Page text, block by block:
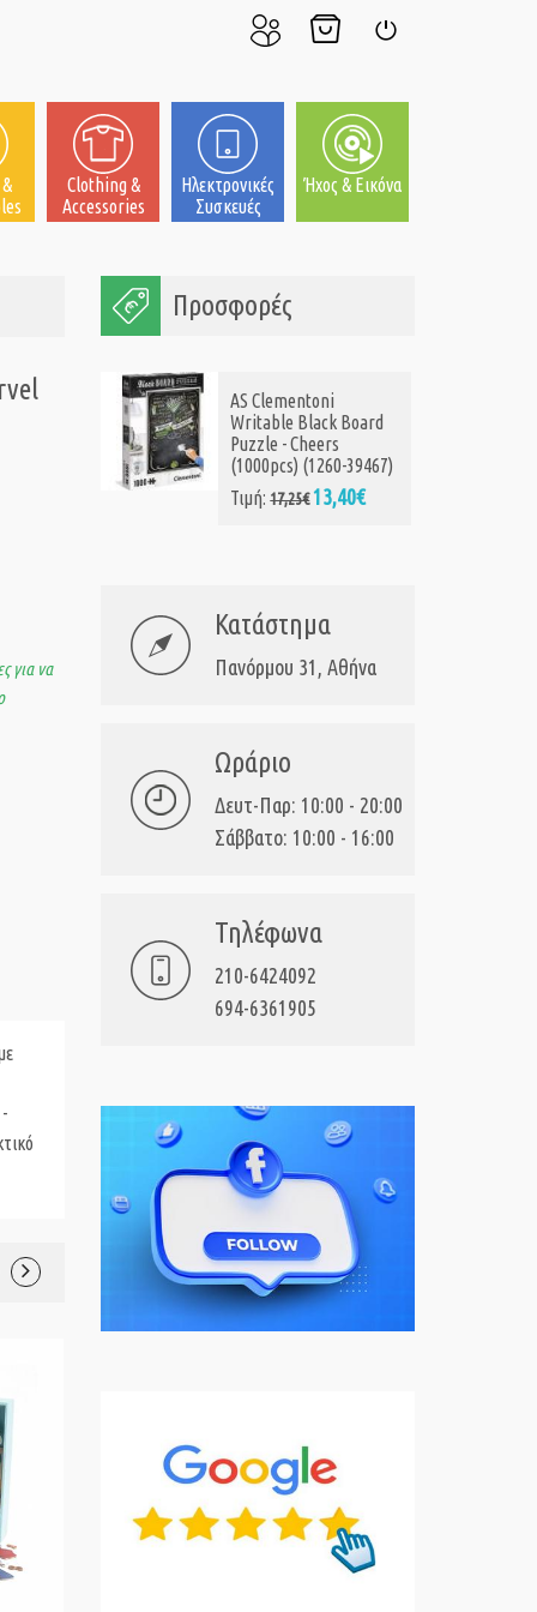
μου
Clothing &
Accessories
Ηλεκτρονικές
Συσκευές
Ήχος & Εικόνα
για να
Προσφορές
AS Clementoni
Writable Black Board
Puzzle - Cheers
(1000pcs) (1260-39467)
Τιμή:17,25€ 13,40€
Κατάστημα
Πανόρμου 31, Αθήνα
Ωράριο
Δευτ-Παρ: 10:00 - 20:00
Σάββατο: 10:00 - 16:00
Τηλέφωνα
210-6424092
694-6361905